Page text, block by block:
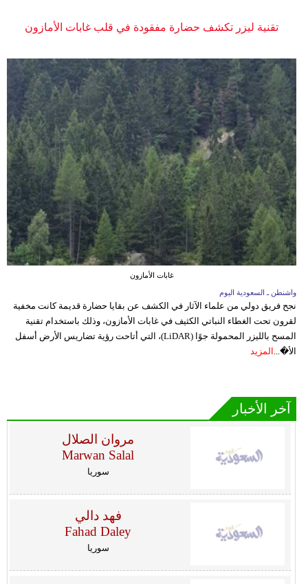
تقنية ليزر تكشف حضارة مفقودة في قلب غابات الأمازون
غابات الأمازون
واشنطن ـ السعودية اليوم
نجح فريق دولي من علماء الآثار في الكشف عن بقايا حضارة قديمة كانت مخفية
لقرون تحت الغطاء النباتي الكثيف في غابات الأمازون، وذلك باستخدام تقنية
المسح بالليزر المحمولة جوًا (LiDAR)، التي أتاحت رؤية تضاريس الأرض أسفل
الأ�... المزيد
آخر الأخبار
مروان الصلال
Marwan Salal
سوريا
فهد دالي
Fahad Daley
سوريا